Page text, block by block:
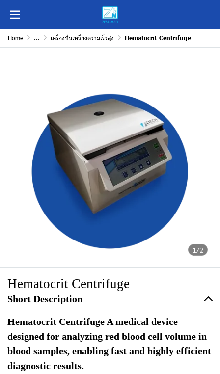
Home ... เครื่องปั่นเหวี่ยงความเร็วสูง Hematocrit Centrifuge
1/2
Hematocrit Centrifuge
Short Description
Hematocrit Centrifuge A medical device
designed for analyzing red blood cell volume in
blood samples, enabling fast and highly efficient
diagnostic results.